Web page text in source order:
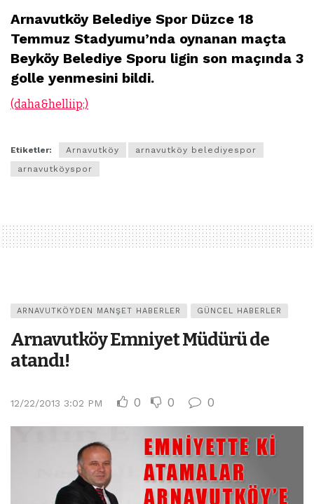
Arnavutköy Belediye Spor Düzce 18
Temmuz Stadyumu’nda oynanan maçta
Beyköy Belediye Sporu ligin son maçında 3
golle yenmesini bildi.
(daha&helliip;)
Etiketler: Arnavutköy
arnavutköy belediyespor
arnavutköyspor
ARNAVUTKÖYDEN MANŞET HABERLER GÜNCEL HABERLER
Arnavutköy Emniyet Müdürü de
atandı!
12/22/2013 3:02 PM 0 0 0